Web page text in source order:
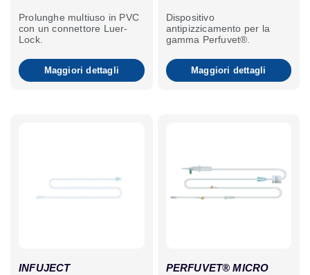
Prolunghe multiuso in PVC
con un connettore Luer-
Lock.
Maggiori dettagli
Dispositivo
antipizzicamento per la
gamma Perfuvet®.
Maggiori dettagli
INFUJECT PERFUVET® MICRO